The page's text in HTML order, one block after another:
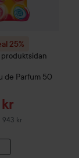
25%
produktsidan
de Parfum 50
943 kr